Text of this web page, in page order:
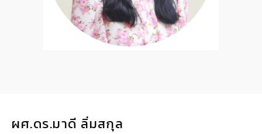
ผศ.ดร.มาดี ลิ่มสกุล